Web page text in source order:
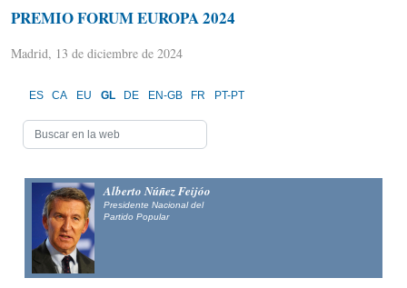
PREMIO FORUM EUROPA 2024
Madrid, 13 de diciembre de 2024
ES CA EU GL DE EN-GB FR PT-PT
Alberto Núñez Feijóo
Presidente Nacional del
Partido Popular